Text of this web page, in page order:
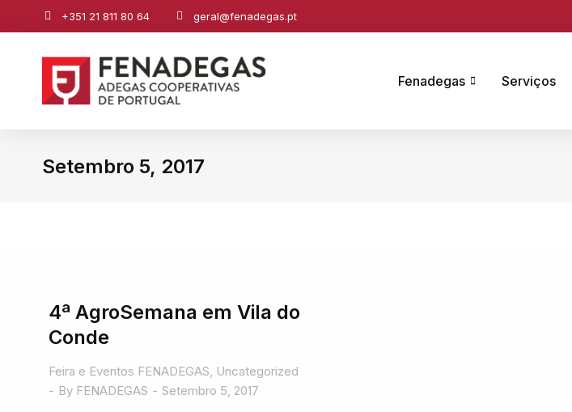
+351 21 811 80 64 geral@fenadegas.pt
Fenadegas Serviços
Setembro 5, 2017
4ª AgroSemana em Vila do
Conde
Feira e Eventos FENADEGAS, Uncategorized
By FENADEGAS Setembro 5, 2017